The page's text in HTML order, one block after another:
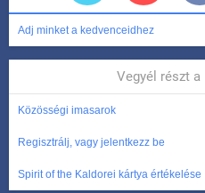
Adj minket a kedvenceidhez
Vegyél részt
Közösségi imasarok
Regisztrálj, vagy jelentkezz be
Spirit of the Kaldorei kártya értékelése